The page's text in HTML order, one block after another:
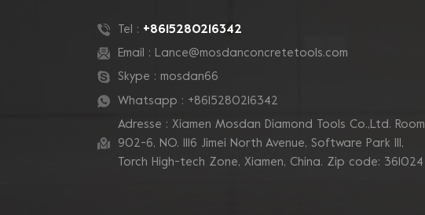
180-mm-Rohr-Grizzly-
Betontopfschleifscheibe
7-Zoll-10-V-Segment-
Diamanttopfscheibe
zum Schleifen von
Betonkanten
Tel : +8615280216342
Email : Lance@mosdanconcretetools.com
Skype : mosdan66
Whatsapp : +8615280216342
Adresse : Xiamen Mosdan Diamond Tools Co.,Ltd. Room
902-6, NO. 1116 Jimei North Avenue, Software Park Ill,
Torch High-tech Zone, Xiamen, China. Zip code: 361024